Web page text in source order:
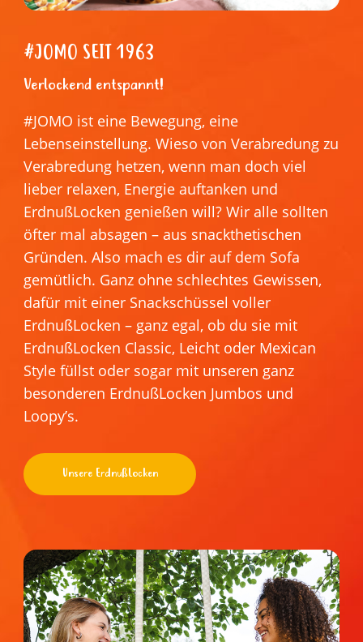
#JOMO SEIT 1963
Verlockend entspannt!
#JOMO ist eine Bewegung, eine
Lebenseinstellung. Wieso von Verabredung zu
Verabredung hetzen, wenn man doch viel
lieber relaxen, Energie auftanken und
ErdnußLocken genießen will? Wir alle sollten
öfter mal absagen – aus snackthetischen
Gründen. Also mach es dir auf dem Sofa
gemütlich. Ganz ohne schlechtes Gewissen,
dafür mit einer Snackschüssel voller
ErdnußLocken – ganz egal, ob du sie mit
ErdnußLocken Classic, Leicht oder Mexican
Style füllst oder sogar mit unseren ganz
besonderen ErdnußLocken Jumbos und
Loopy’s.
Unsere ErdnußLocken